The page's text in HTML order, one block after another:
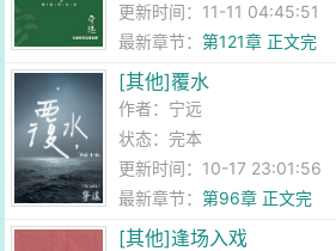
更新时间：11-11 04:45:51
最新章节：第121章 正文完
[其他]覆水
作者： 宁远
状态：完本
更新时间：10-17 23:01:56
最新章节：第96章 正文完
[其他]逢场入戏